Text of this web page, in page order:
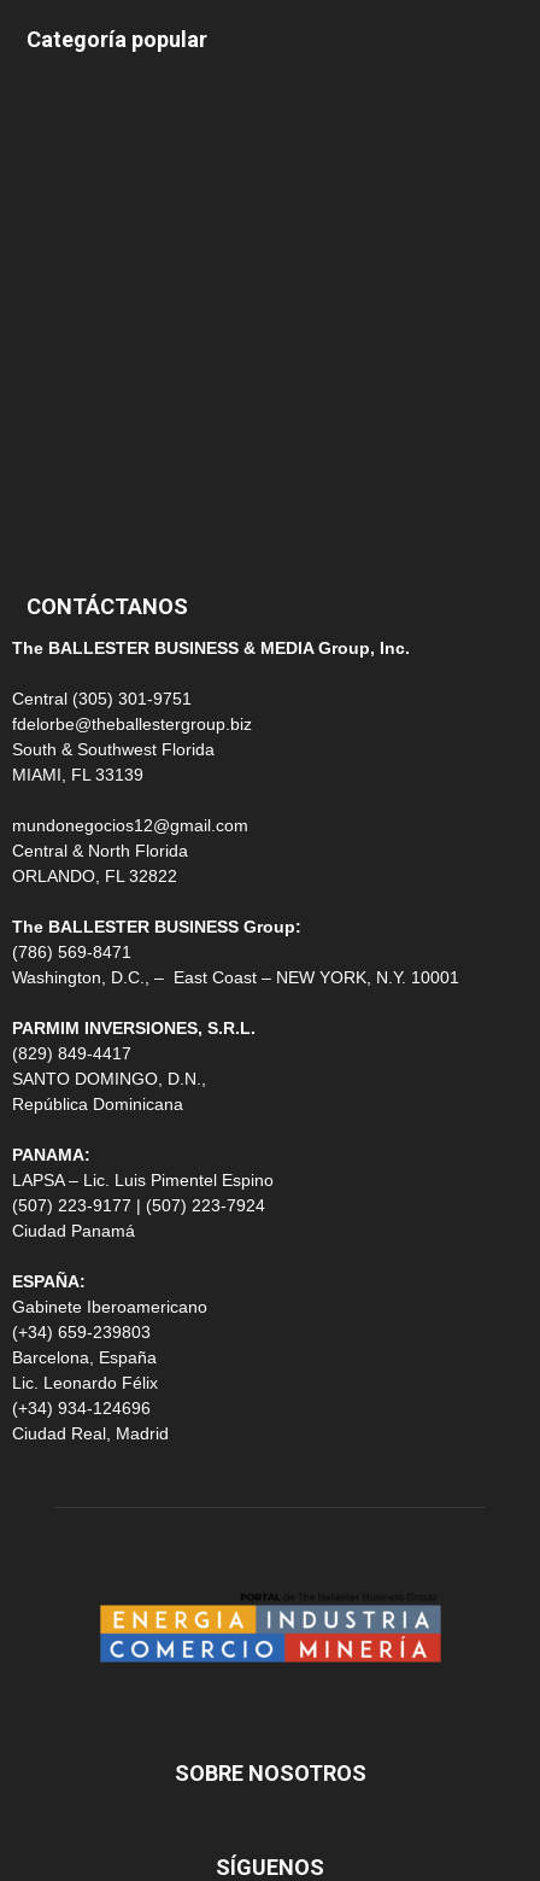
Categoría popular
CONTÁCTANOS
The BALLESTER BUSINESS & MEDIA Group, Inc.
Central (305) 301-9751
fdelorbe@theballestergroup.biz
South & Southwest Florida
MIAMI, FL 33139
mundonegocios12@gmail.com
Central & North Florida
ORLANDO, FL 32822
The BALLESTER BUSINESS Group:
(786) 569-8471
Washington, D.C., – East Coast – NEW YORK, N.Y. 10001
PARMIM INVERSIONES, S.R.L.
(829) 849-4417
SANTO DOMINGO, D.N.,
República Dominicana
PANAMA:
LAPSA – Lic. Luis Pimentel Espino
(507) 223-9177 | (507) 223-7924
Ciudad Panamá
ESPAÑA:
Gabinete Iberoamericano
(+34) 659-239803
Barcelona, España
Lic. Leonardo Félix
(+34) 934-124696
Ciudad Real, Madrid
SOBRE NOSOTROS
SÍGUENOS